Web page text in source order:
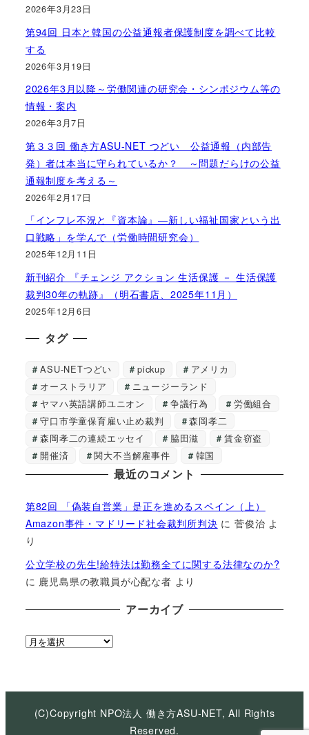
2026年3月23日
第94回 日本と韓国の公益通報者保護制度を調べて比較
する
2026年3月19日
2026年3月以降～労働関連の研究会・シンポジウム等の
情報・案内
2026年3月7日
第３３回 働き方ASU-NET つどい 公益通報（内部告
発）者は本当に守られているか？ ～問題だらけの公益
通報制度を考える～
2026年2月17日
「インフレ不況と『資本論』―新しい福祉国家という出
口戦略」を学んで（労働時間研究会）
2025年12月11日
新刊紹介 『チェンジ アクション 生活保護 － 生活保護
裁判30年の軌跡』（明石書店、2025年11月）
2025年12月6日
タグ
ASU-NETつどい pickup
アメリカ
オーストラリア
ニュージーランド
ヤマハ英語講師ユニオン
争議行為
労働組合
守口市学童保育雇い止め裁判
森岡孝二
森岡孝二の連続エッセイ
脇田滋
賃金窃盗
開催済
関大不当解雇事件 韓国
最近のコメント
第82回 「偽装自営業」是正を進めるスペイン（上）
Amazon事件・マドリード社会裁判所判決 に菅俊治 よ
り
公立学校の先生!給特法は勤務全てに関する法律なのか?
に 鹿児島県の教職員が心配な者 より
アーカイブ
ア
イ
(C)Copyright NPO法人 働き方ASU-NET, All Rights
Reserved.